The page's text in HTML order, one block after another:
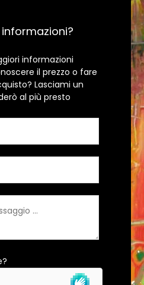
informazioni
il prezzo o fare
Lasciami un
al più presto